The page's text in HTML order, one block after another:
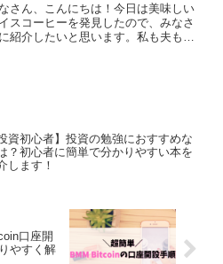
さん、こんにちは！今日は美味しい
スコーヒーを発見したので、みなさ
紹介したいと思います。私も夫もコ
投資初心者】投資の勉強におすすめな
？初心者に簡単で分かりやすい本を
します！
口座開
やすく解